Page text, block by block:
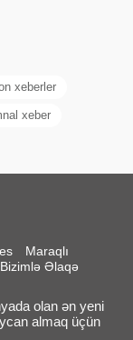
xeberler
xeber
Maraqlı
Bizimlə Əlaqə
olan ən yeni
almaq üçün